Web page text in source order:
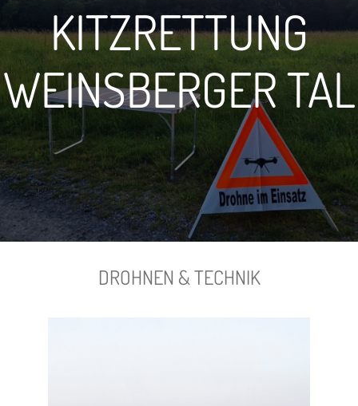
KITZRETTUNG
WEINSBERGER TAL
DROHNEN & TECHNIK